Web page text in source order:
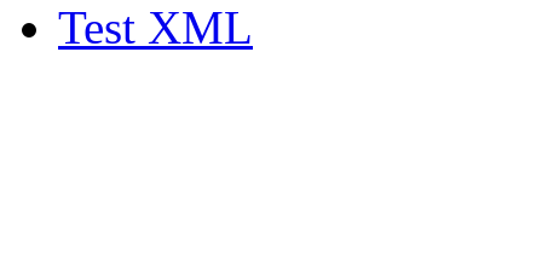
Test XML